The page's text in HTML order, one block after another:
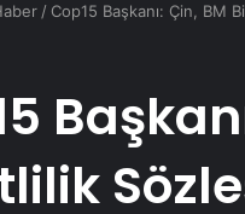
/ Cop15 Başkanı: Çin, BM